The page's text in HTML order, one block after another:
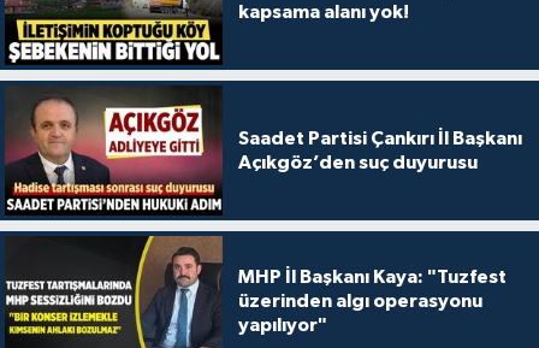
kapsama alanı yok!
Saadet Partisi Çankırı İl Başkanı
Açıkgöz’den suç duyurusu
MHP İl Başkanı Kaya: "Tuzfest
üzerinden algı operasyonu
yapılıyor"